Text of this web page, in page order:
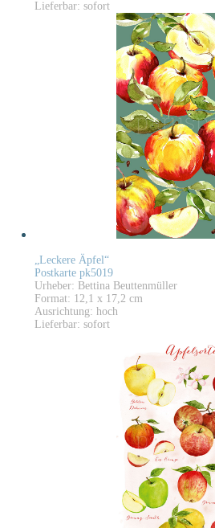
Lieferbar: sofort
„Leckere Äpfel“
Postkarte pk5019
Urheber: Bettina Beuttenmüller
Format: 12,1 x 17,2 cm
Ausrichtung: hoch
Lieferbar: sofort